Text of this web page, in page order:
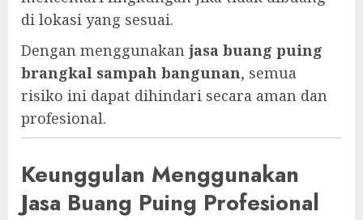
di lokasi yang sesuai.
Dengan menggunakan jasa buang puing
brangkal sampah bangunan, semua
risiko ini dapat dihindari secara aman dan
profesional.
Keunggulan Menggunakan
Jasa Buang Puing Profesional